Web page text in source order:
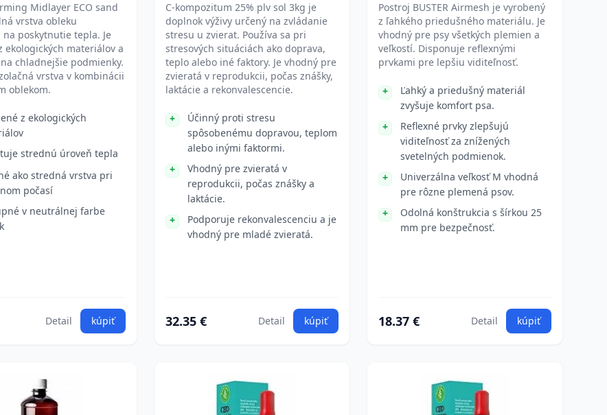
Midlayer ECO sand
vrstva obleku
poskytnutie tepla. Je
ekologických materiálov a
chladnejšie podmienky.
vrstva v kombinácii
oblekom.
z ekologických
strednú úroveň tepla
ako stredná vrstva pri
počasí
v neutrálnej farbe
Detail kúpiť
C-kompozitum 25% plv sol 3kg je
doplnok výživy určený na zvládanie
stresu u zvierat. Používa sa pri
stresových situáciách ako doprava,
teplo alebo iné faktory. Je vhodný pre
zvieratá v reprodukcii, počas znášky,
laktácie a rekonvalescencie.
Účinný proti stresu
spôsobenému dopravou, teplom
alebo inými faktormi.
Vhodný pre zvieratá v
reprodukcii, počas znášky a
laktácie.
Podporuje rekonvalescenciu a je
vhodný pre mladé zvieratá.
32.35 € Detail kúpiť
Postroj BUSTER Airmesh je vyrobený
z ľahkého priedušného materiálu. Je
vhodný pre psy všetkých plemien a
veľkostí. Disponuje reflexnými
prvkami pre lepšiu viditeľnosť.
Ľahký a priedušný materiál
zvyšuje komfort psa.
Reflexné prvky zlepšujú
viditeľnosť za znížených
svetelných podmienok.
Univerzálna veľkosť M vhodná
pre rôzne plemená psov.
Odolná konštrukcia s šírkou 25
mm pre bezpečnosť.
18.37 € Detail kúpiť